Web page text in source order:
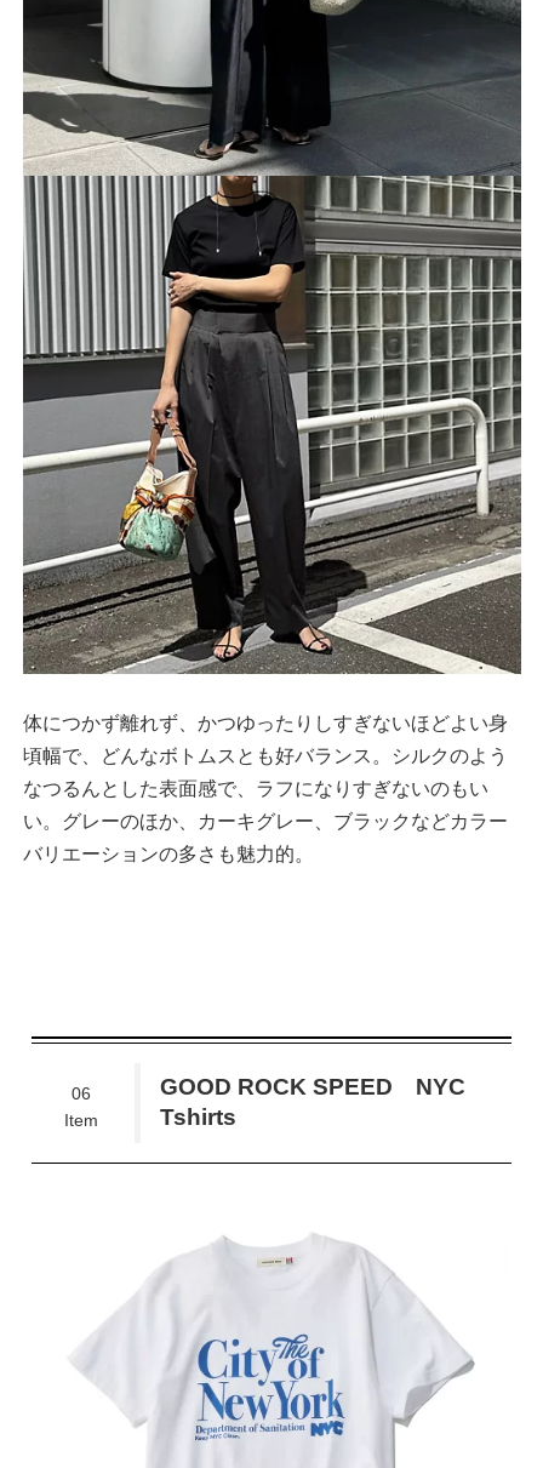
体につかず離れず、かつゆったりしすぎないほどよい身
頃幅で、どんなボトムスとも好バランス。シルクのよう
なつるんとした表面感で、ラフになりすぎないのもい
い。グレーのほか、カーキグレー、ブラックなどカラー
バリエーションの多さも魅力的。
06
Item
GOOD ROCK SPEED NYC
Tshirts